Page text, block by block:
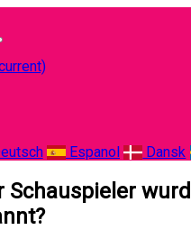
Espanol Dansk
Schauspieler